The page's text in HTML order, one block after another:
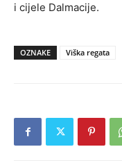
i cijele Dalmacije.
OZNAKE Viška regata